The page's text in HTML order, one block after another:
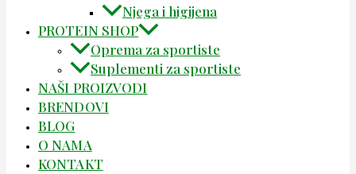
Njega i higijena
PROTEIN SHOP
Oprema za sportiste
Suplementi za sportiste
NAŠI PROIZVODI
BRENDOVI
BLOG
O NAMA
KONTAKT